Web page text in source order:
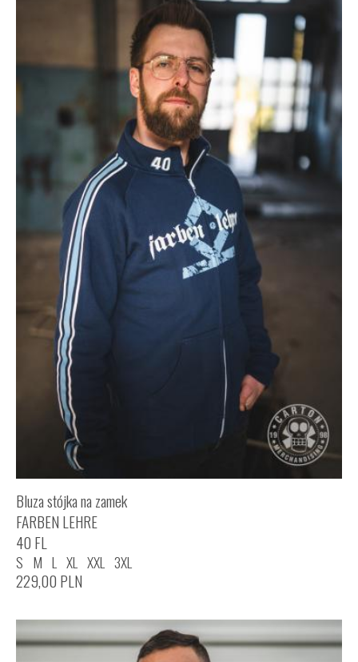
Bluza stójka na zamek
FARBEN LEHRE
40 FL
S M L XL XXL 3XL
229,00 PLN